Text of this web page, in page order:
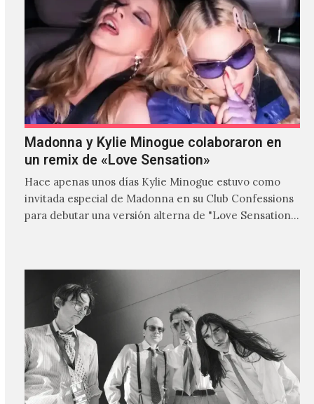
Madonna y Kylie Minogue colaboraron en
un remix de «Love Sensation»
Hace apenas unos días Kylie Minogue estuvo como
invitada especial de Madonna en su Club Confessions
para debutar una versión alterna de "Love Sensation",